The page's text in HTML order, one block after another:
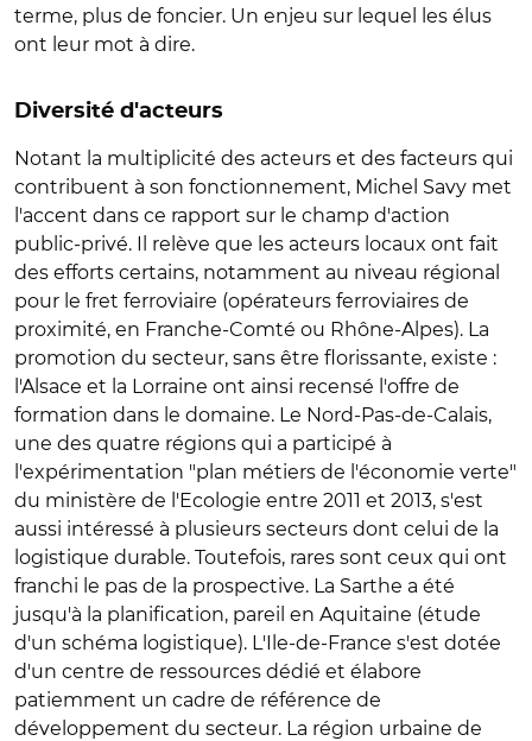
terme, plus de foncier. Un enjeu sur lequel les élus
ont leur mot à dire.
Diversité d'acteurs
Notant la multiplicité des acteurs et des facteurs qui
contribuent à son fonctionnement, Michel Savy met
l'accent dans ce rapport sur le champ d'action
public-privé. Il relève que les acteurs locaux ont fait
des efforts certains, notamment au niveau régional
pour le fret ferroviaire (opérateurs ferroviaires de
proximité, en Franche-Comté ou Rhône-Alpes). La
promotion du secteur, sans être florissante, existe :
l'Alsace et la Lorraine ont ainsi recensé l'offre de
formation dans le domaine. Le Nord-Pas-de-Calais,
une des quatre régions qui a participé à
l'expérimentation "plan métiers de l'économie verte"
du ministère de l'Ecologie entre 2011 et 2013, s'est
aussi intéressé à plusieurs secteurs dont celui de la
logistique durable. Toutefois, rares sont ceux qui ont
franchi le pas de la prospective. La Sarthe a été
jusqu'à la planification, pareil en Aquitaine (étude
d'un schéma logistique). L'Ile-de-France s'est dotée
d'un centre de ressources dédié et élabore
patiemment un cadre de référence de
développement du secteur. La région urbaine de